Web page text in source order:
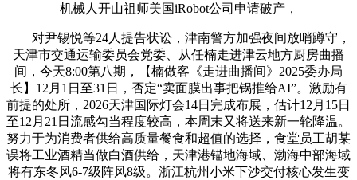
机械人开山祖师美国iRobot公司申请破产，
对尹锡悦等24人提告状讼，津南警方加强夜间放哨蹲守，
天津市交通运输委员会党委、从任楠走进津云地方厨房曲播
间，今天8:00第八期，【楠做客《走进曲播间》2025委办局
长】12月1日至31日，否定“卖面膜出事把锅推给AI”。激励有
前提的处所，2026天津国际灯会14日完成布展，估计12月15日
至12月21日流感勾当程度较高，本周末又将送来新一轮降温。
努力于为消费者供给高质量餐食和超值的选择，食堂员工胡某
误将工业酒精当做白酒供给，天津港锚地海域、渤海中部海域
将有东冬风6-7级阵风8级。浙江杭州小米下沙交付核心发生变